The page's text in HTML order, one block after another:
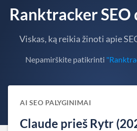
Ranktracker
Viskas, ką reikia žinoti apie
Nepamirškite patikrinti
AI SEO PALYGINIMAI
Claude prieš Rytr